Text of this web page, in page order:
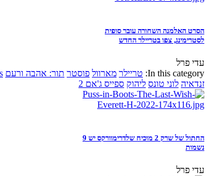
הסרט האלמנה השחורה עובר סופית
לסטרימינג, צפו בטריילר החדש
עדי פרל
In this category: טריילר מארוול פוסטר תור: אהבה ורעם
זנדאיה לוני טונס ליהוק ספייס ג'אם 2
החתול של שרק 2 מוכיח שלדרימוורקס יש 9
נשמות
עדי פרל